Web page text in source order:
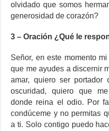
olvidado que somos
generosidad de corazón?
3 – Oración ¿Qué le
Señor, en este momento
que me ayudes a discernir
amar, quiero ser
oscuridad, quiero que
donde reina el odio. Por
condúceme y no permitas
a ti. Solo contigo puedo